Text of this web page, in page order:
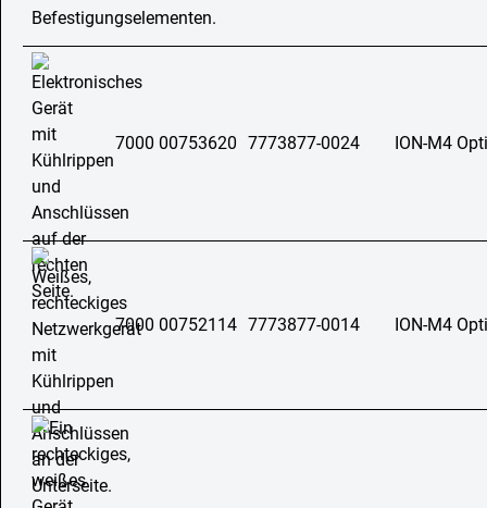
7000 00753620 7773877-0024 ION-M4
7000 00752114 7773877-0014 ION-M4